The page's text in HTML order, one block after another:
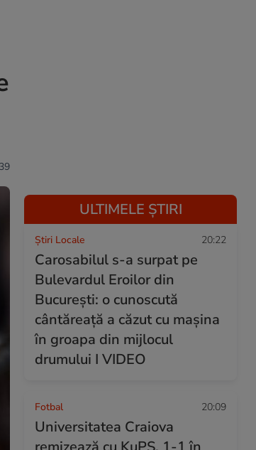
ULTIMELE ȘTIRI
Știri Locale 20:22
Carosabilul s-a surpat pe
Bulevardul Eroilor din
București: o cunoscută
cântăreață a căzut cu mașina
în groapa din mijlocul
drumului I VIDEO
Fotbal 20:09
Universitatea Craiova